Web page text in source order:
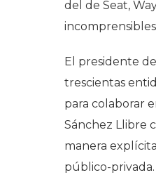
del de Seat,
El presidente
trescientas
para colaborar
Sánchez Llibre
manera
público-